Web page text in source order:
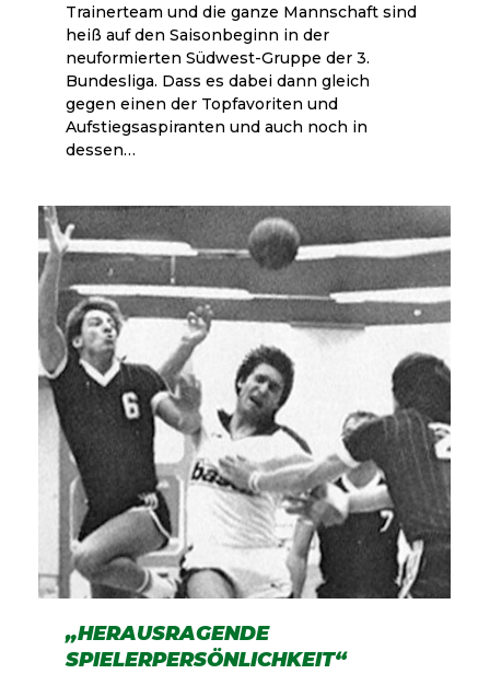
Trainerteam und die ganze Mannschaft sind
heiß auf den Saisonbeginn in der
neuformierten Südwest-Gruppe der 3.
Bundesliga. Dass es dabei dann gleich
gegen einen der Topfavoriten und
Aufstiegsaspiranten und auch noch in
dessen…
„HERAUSRAGENDE
SPIELERPERSÖNLICHKEIT“